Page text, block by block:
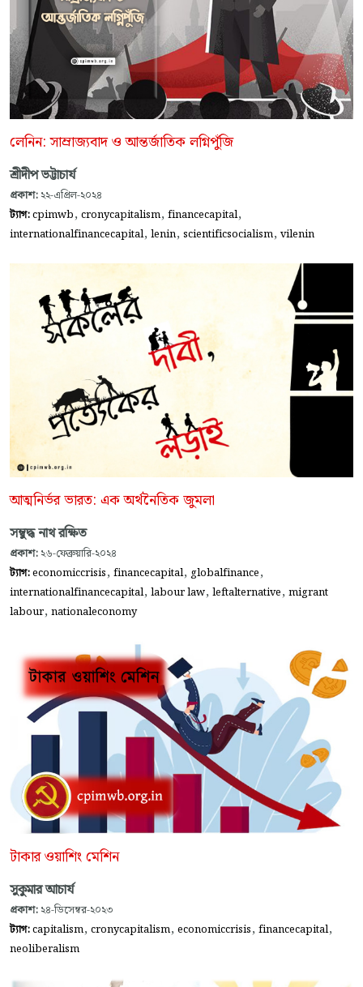
লেনিন: সাম্রাজ্যবাদ ও আন্তর্জাতিক লগ্নিপুঁজি
শ্রীদীপ ভট্টাচার্য
প্রকাশ: ২২-এপ্রিল-২০২৪
ট্যাগ:cpimwb, cronycapitalism, financecapital,
internationalfinancecapital, lenin, scientificsocialism, vilenin
আত্মনির্ভর ভারত: এক অর্থনৈতিক জুমলা
সম্বুদ্ধ নাথ রক্ষিত
প্রকাশ: ২৬-ফেব্রুয়ারি-২০২৪
ট্যাগ:economiccrisis, financecapital, globalfinance,
internationalfinancecapital, labour law, leftalternative, migrant
labour, nationaleconomy
টাকার ওয়াশিং মেশিন
সুকুমার আচার্য
প্রকাশ: ২৪-ডিসেম্বর-২০২৩
ট্যাগ:capitalism, cronycapitalism, economiccrisis, financecapital,
neoliberalism